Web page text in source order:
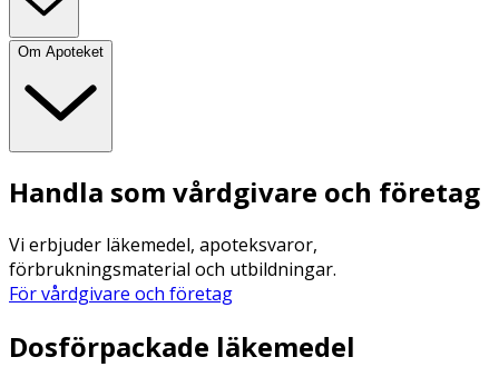
Om Apoteket
Handla som vårdgivare och företag
Vi erbjuder läkemedel, apoteksvaror,
förbrukningsmaterial och utbildningar.
För vårdgivare och företag
Dosförpackade läkemedel